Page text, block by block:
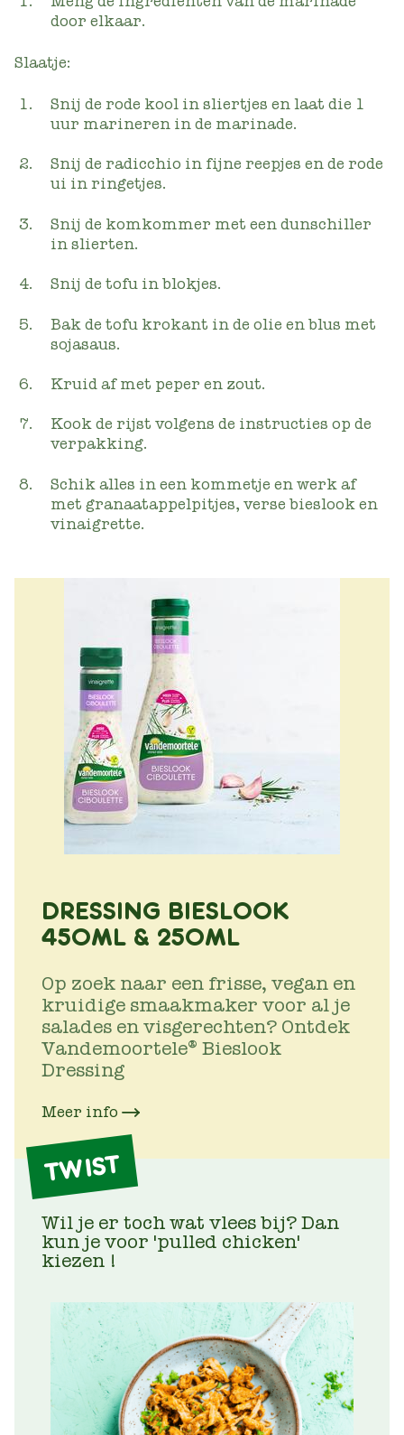
door elkaar.
Slaatje:
Snij de rode kool in sliertjes en laat die 1
uur marineren in de marinade.
Snij de radicchio in fijne reepjes en de rode
ui in ringetjes.
Snij de komkommer met een dunschiller
in slierten.
Snij de tofu in blokjes.
Bak de tofu krokant in de olie en blus met
sojasaus.
Kruid af met peper en zout.
Kook de rijst volgens de instructies op de
verpakking.
Schik alles in een kommetje en werk af
met granaatappelpitjes, verse bieslook en
vinaigrette.
DRESSING BIESLOOK
450ML & 250ML
Op zoek naar een frisse, vegan en
kruidige smaakmaker voor al je
salades en visgerechten? Ontdek
Vandemoortele® Bieslook
Dressing
Meer info
TWIST
Wil je er toch wat vlees bij? Dan
kun je voor 'pulled chicken'
kiezen !